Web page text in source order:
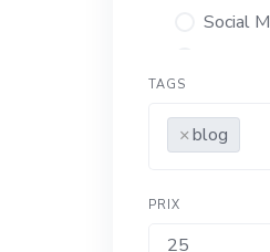
Social
TAGS
×blog
PRIX